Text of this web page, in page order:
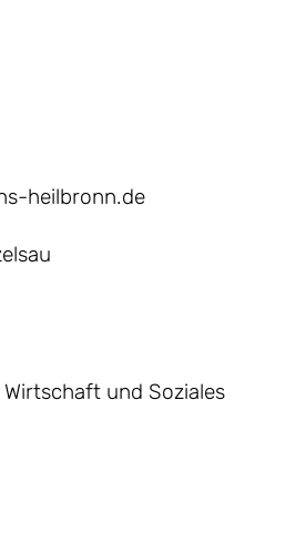
heilbronn.de
und Soziales